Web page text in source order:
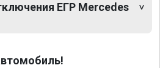
ЕГР Mercedes